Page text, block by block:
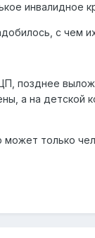
инвалидное
с чем
позднее
а на детской
только